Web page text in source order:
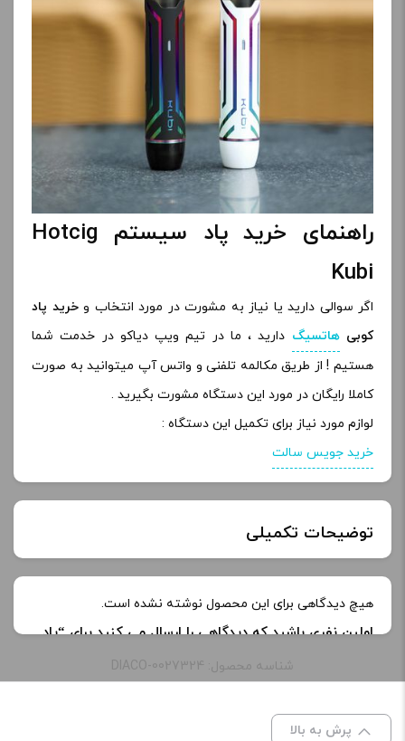
راهنمای خرید پاد سیستم Hotcig
Kubi
اگر سوالی دارید یا نیاز به مشورت در مورد انتخاب وخرید پاد
کوبی هاتسیگ دارید ، ما در تیم ویپ دیاکو در خدمت شما
هستیم ! از طریق مکالمه تلفنی و واتس آپ میتوانید به صورت
کاملا رایگان در مورد این دستگاه مشورت بگیرید .
لوازم مورد نیاز برای تکمیل این دستگاه :
خرید جویس سالت
توضیحات تکمیلی
رنگ: BLACK
هیچ دیدگاهی برای این محصول نوشته نشده است.
اولین نفری باشید که دیدگاهی را ارسال می کنید برای “پاد
سیستم کوبی لایت | Kubi Lite Pod System”
علامت‌گذاری شده‌اند
شناسه محصول: DIACO-0027324
پرش به بالا